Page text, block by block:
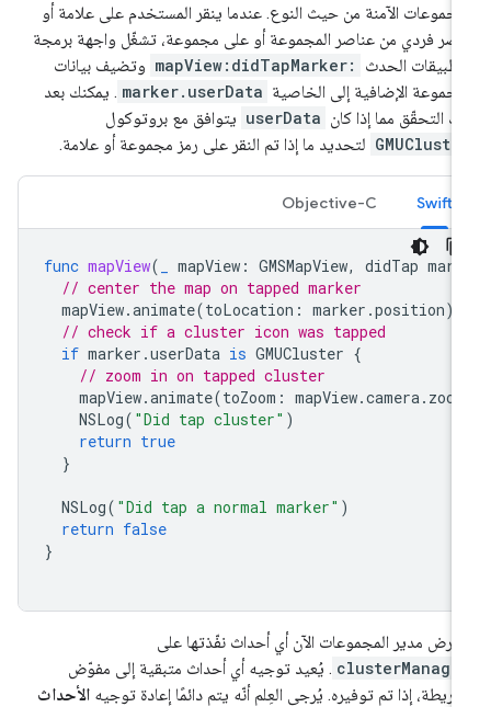
الآمنة من حيث النوع. عندما ينقر المستخدم على علامة أو
فردي من عناصر المجموعة أو على مجموعة، تشغّل واجهة برمجة
الحدث mapView:didTapMarker: وتضيف بيانات
الإضافية إلى الخاصية marker.userData . يمكنك بعد
التحقّق مما إذا كان userData يتوافق مع بروتوكول
لتحديد ما إذا تم النقر على رمز مجموعة أو علامة.
Swift
Objective-C
func mapView (_ mapView: GMSMapView, didTap
// center the map on tapped marker
mapView.animate(toLocation: marker.position
// check if a cluster icon was tapped
if marker.userData is GMUCluster
// zoom in on tapped cluster
mapView.animate(toZoom: mapView.camera.
NSLog("Did tap cluster"
return true
NSLog("Did tap a normal marker"
return false
مدير المجموعات الآن أي أحداث نفّذتها على
. يُعيد توجيه أي أحداث متبقية إلى مفوّض
إذا تم توفيره. يُرجى العِلم أنّه يتم دائمًا إعادة توجيهالأحداث